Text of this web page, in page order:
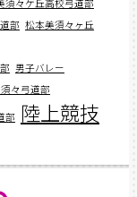
須々ケ丘高校弓道部
部 松本美須々ヶ丘
男子バレー
々弓道部
部 陸上競技